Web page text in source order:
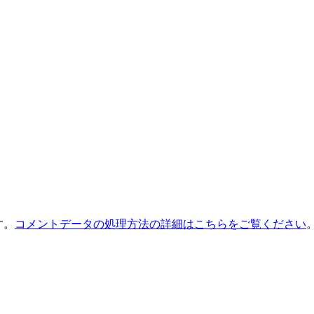
コメントデータの処理方法の詳細はこちらをご覧ください。